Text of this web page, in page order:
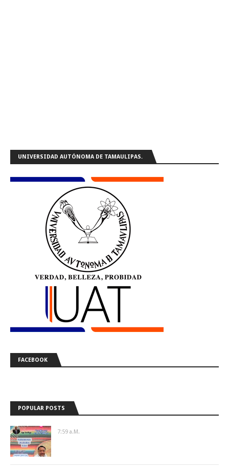
UNIVERSIDAD AUTÓNOMA DE TAMAULIPAS.
FACEBOOK
POPULAR POSTS
7:59 A.m.